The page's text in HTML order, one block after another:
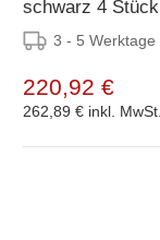
schwarz 4 Stück
3 - 5 Werktage
220,92 €
262,89 € inkl. MwSt.